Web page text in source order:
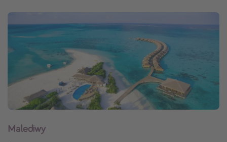
Malediwy